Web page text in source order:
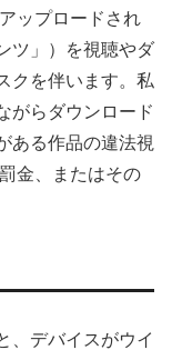
ップロードされ
ツ」）を視聴やダ
クを伴います。私
がらダウンロード
ある作品の違法視
金、またはその
、デバイスがウイ